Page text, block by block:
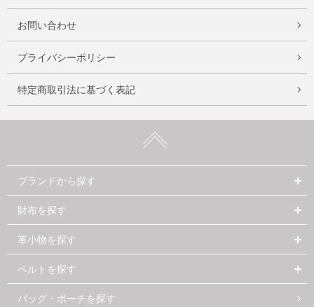
お問い合わせ
プライバシーポリシー
特定商取引法に基づく表記
ブランドから探す
財布を探す
革小物を探す
ベルトを探す
バッグ・ポーチを探す